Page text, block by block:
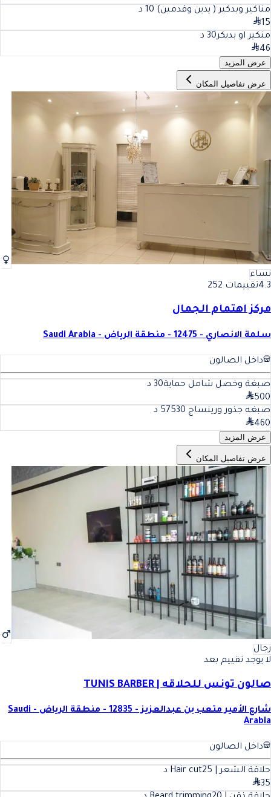
مناكير وبدكير ( يدين وقدمين) 10 د
15
منكير او بديكر30 د
46
عرض المزيد
عرض تفاصيل المكان
نساء
4.3تقييمات 252
مركز اهتمام الجمال
سلمة الانصاري - 12475 - منطقة الرياض - Saudi Arabia
داخل الصالون
صبغة وخصل شامل حماية30 د
500
صبغه جذور ورينساج 575 30
د
460
عرض المزيد
عرض تفاصيل المكان
رجال
لا يوجد تقييم بعد
صالون تونس للحلاقه | TUNIS BARBER
شارع الأمير متعب بن عبدالعزيز - 12835 - منطقة الرياض - Saudi
Arabia
داخل الصالون
حلاقة الشعر | Hair cut 25
د
35